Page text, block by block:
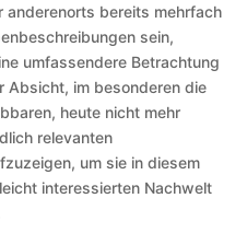
anderenorts bereits mehrfach
sein,
umfassendere Betrachtung
Absicht, im besonderen die
heute nicht mehr
relevanten
um sie in diesem
interessierten Nachwelt